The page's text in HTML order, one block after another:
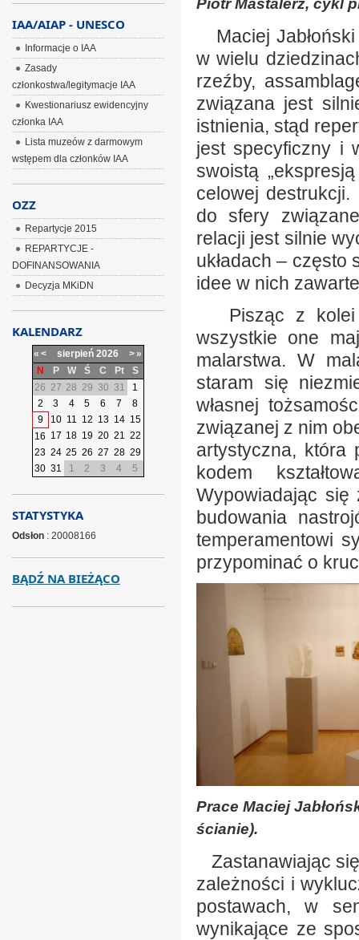
Piotr Mastalerz, cykl
Maciej
w wielu
rzeźby,
związana jest
istnienia, stąd
jest specyficzny i
swoistą
celowej destrukcji.
do sfery
relacji jest silnie
układach – często
idee w nich
Pisząc z kolei
wszystkie one
malarstwa. W
staram się
własnej
związanej z nim
artystyczna, która
kodem
Wypowiadając
budowania
temperamentowi
przypominać o
Prace Maciej
ścianie).
Zastanawiając
zależności i
postawach, w
wynikające ze
IAA/AIAP - UNESCO
Informacje o IAA
Zasady
członkostwa/legitymacje IAA
Kwestionariusz ewidencyjny
członka IAA
Lista muzeów z darmowym
wstępem dla członków IAA
OZZ
Repartycje 2015
REPARTYCJE -
DOFINANSOWANIA
Decyzja MKiDN
KALENDARZ
« < sierpień 2026 >»
N
P W Ś C Pt
S
26 27 28 29 30 31
1
2
3 4 5 6 7
8
9
10 11 12 13 14 15
16 17 18 19 20 21 22
23 24 25 26 27 28 29
30 31 1 2 3 4 5
STATYSTYKA
Odsłon: 20008166
BĄDŹ NA BIEŻĄCO